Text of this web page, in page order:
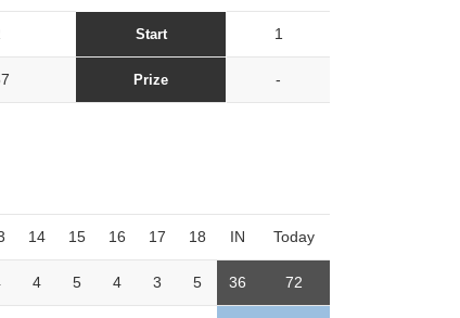
Start 1
Prize -
14 15 16 17 18 IN Today
4 5 4 3 5 36 72